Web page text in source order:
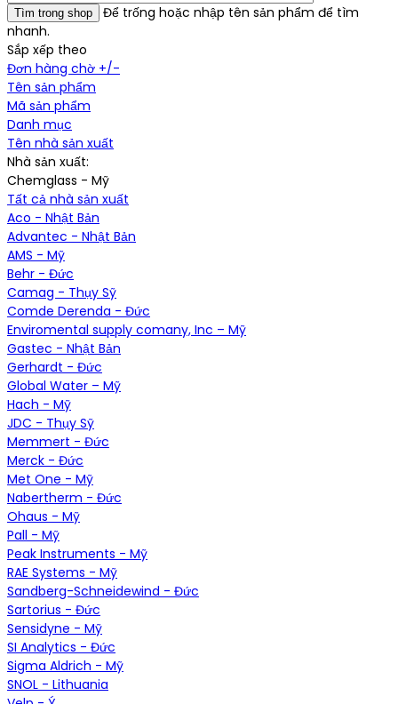
Để trống hoặc nhập tên sản phẩm để tìm
nhanh.
Sắp xếp theo
Đơn hàng chờ +/-
Tên sản phẩm
Mã sản phẩm
Danh mục
Tên nhà sản xuất
Nhà sản xuất:
Chemglass - Mỹ
Tất cả nhà sản xuất
Aco - Nhật Bản
Advantec - Nhật Bản
AMS - Mỹ
Behr - Đức
Camag - Thụy Sỹ
Comde Derenda - Đức
Enviromental supply comany, Inc – Mỹ
Gastec - Nhật Bản
Gerhardt - Đức
Global Water – Mỹ
Hach - Mỹ
JDC - Thụy Sỹ
Memmert - Đức
Merck - Đức
Met One - Mỹ
Nabertherm - Đức
Ohaus - Mỹ
Pall - Mỹ
Peak Instruments - Mỹ
RAE Systems - Mỹ
Sandberg-Schneidewind - Đức
Sartorius - Đức
Sensidyne - Mỹ
SI Analytics - Đức
Sigma Aldrich - Mỹ
SNOL - Lithuania